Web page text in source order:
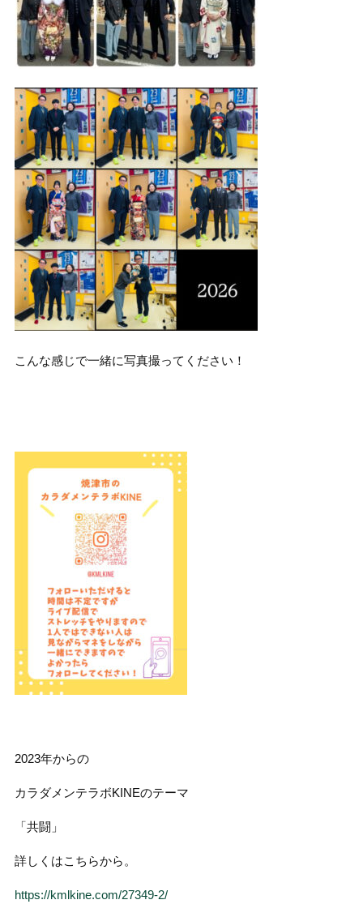
こんな感じで一緒に写真撮ってください！
2023年からの
カラダメンテラボKINEのテーマ
「共闘」
詳しくはこちらから。
https://kmlkine.com/27349-2/